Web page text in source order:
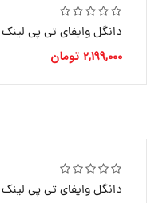
دانگل وایفای تی پی لینک TL-WN823
2,199,000 تومان
دانگل وایفای تی پی لینک TP-Link TL-WN821N USB